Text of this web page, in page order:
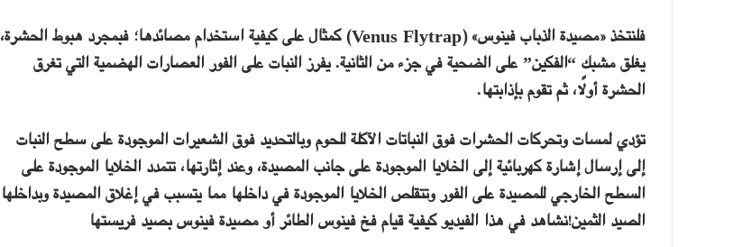
فلنتخذ «مصيدة الذباب فينوس»(Venus Flytrap)
كمثال على كيفية استخدام مصائدها؛ فبمجرد هبوط الحشرة،
يغلق مشبك “الفكين” على الضحية في جزء من الثانية. يفرز النبات على الفور العصارات الهضمية التي تغرق
الحشرة أولًا، ثم تقوم بإذابتها.
تؤدي لمسات وتحركات الحشرات فوق النباتات الآكلة للحوم وبالتحديد فوق الشعيرات الموجودة على سطح النبات
إلى إرسال إشارة كهربائية إلى الخلايا الموجودة على جانب المصيدة، وعند إثارتها، تتمدد الخلايا الموجودة على
السطح الخارجي للمصيدة على الفور وتتقلص الخلايا الموجودة في داخلها مما يتسبب في إغلاق المصيدة وبداخلها
الصيد الثمين!نشاهد في هذا الفيديو كيفية قيام فخ فينوس الطائر أو مصيدة فينوس بصيد فريستها